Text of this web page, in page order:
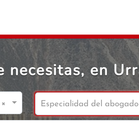
necesitas, en
× Especialidad del abogado